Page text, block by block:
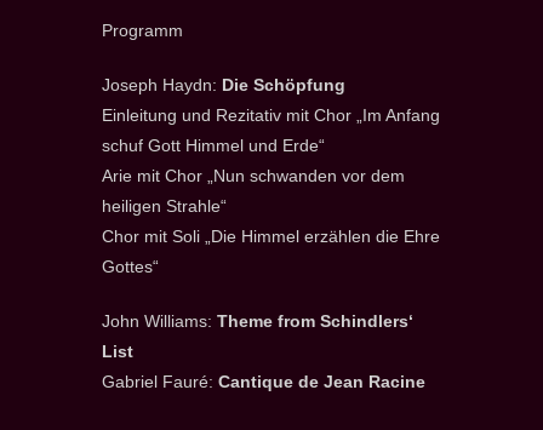
Programm
Joseph Haydn: Die Schöpfung
Einleitung und Rezitativ mit Chor „Im Anfang
schuf Gott Himmel und Erde“
Arie mit Chor „Nun schwanden vor dem
heiligen Strahle“
Chor mit Soli „Die Himmel erzählen die Ehre
Gottes“
John Williams: Theme from Schindlers‘
List
Gabriel Fauré: Cantique de Jean Racine